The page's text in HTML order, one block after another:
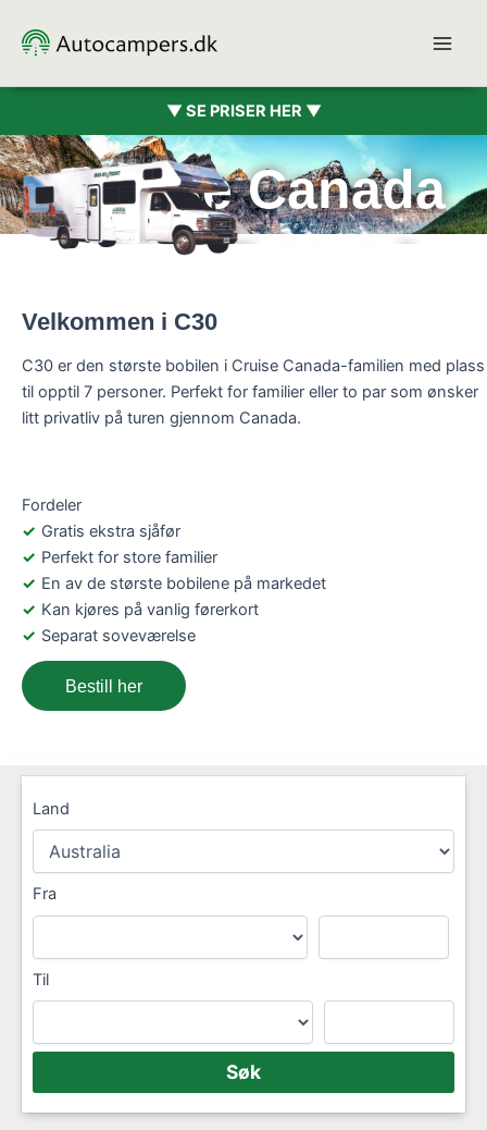
rett
innholdet
▼ SE PRISER HER ▼
Cruise Canada
C30 (7 pers.)
Velkommen i C30
C30 er den største bobilen i Cruise Canada-familien med plass
til opptil 7 personer. Perfekt for familier eller to par som ønsker
litt privatliv på turen gjennom Canada.
Fordeler
Gratis ekstra sjåfør
Perfekt for store familier
En av de største bobilene på markedet
Kan kjøres på vanlig førerkort
Separat soveværelse
Bestill her
Land
Fra
Til